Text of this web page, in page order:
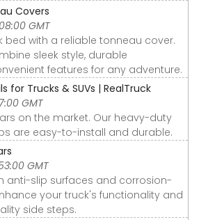
Covers
GMT
bed with a reliable tonneau cover.
sleek style, durable
features for any adventure.
for Trucks & SUVs | RealTruck
GMT
on the market. Our heavy-duty
are easy-to-install and durable.
GMT
anti-slip surfaces and corrosion-
your truck's functionality and
side steps.